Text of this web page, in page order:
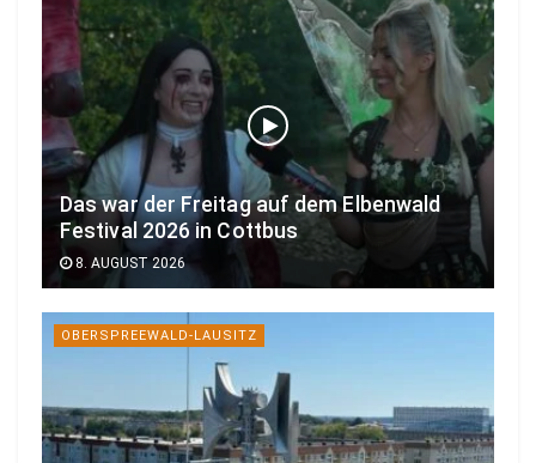
Das war der Freitag auf dem Elbenwald
Festival 2026 in Cottbus
8. AUGUST 2026
OBERSPREEWALD-LAUSITZ